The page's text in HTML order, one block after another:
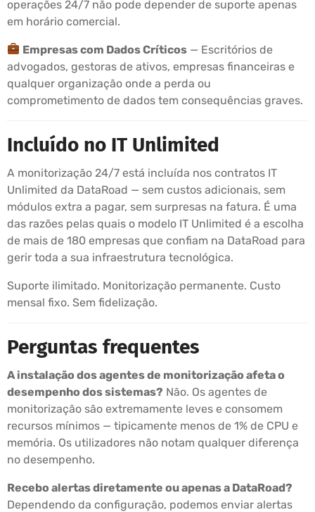
operações 24/7 não pode depender de suporte apenas
em horário comercial.
Empresas com Dados Críticos — Escritórios de
advogados, gestoras de ativos, empresas financeiras e
qualquer organização onde a perda ou
comprometimento de dados tem consequências graves.
Incluído no IT Unlimited
A monitorização 24/7 está incluída nos contratos IT
Unlimited da DataRoad — sem custos adicionais, sem
módulos extra a pagar, sem surpresas na fatura. É uma
das razões pelas quais o modelo IT Unlimited é a escolha
de mais de 180 empresas que confiam na DataRoad para
gerir toda a sua infraestrutura tecnológica.
Suporte ilimitado. Monitorização permanente. Custo
mensal fixo. Sem fidelização.
Perguntas frequentes
A instalação dos agentes de monitorização afeta o
desempenho dos sistemas? Não. Os agentes de
monitorização são extremamente leves e consomem
recursos mínimos — tipicamente menos de 1% de CPU e
memória. Os utilizadores não notam qualquer diferença
no desempenho.
Recebo alertas diretamente ou apenas a DataRoad?
Dependendo da configuração, podemos enviar alertas